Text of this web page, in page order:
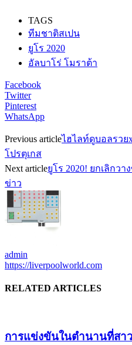
TAGS
ทีมชาติสเปน
ยูโร 2020
อัลบาโร่ โมราต้า
Facebook
Twitter
Pinterest
WhatsApp
Previous articleไฮไลท์ดูบอลรวย
โปรตุเกส
Next articleยูโร 2020! ยกเลิกว
ข่าว
admin
https://liverpoolworld.com
RELATED ARTICLES
การแข่งขันในตำนานที่สา